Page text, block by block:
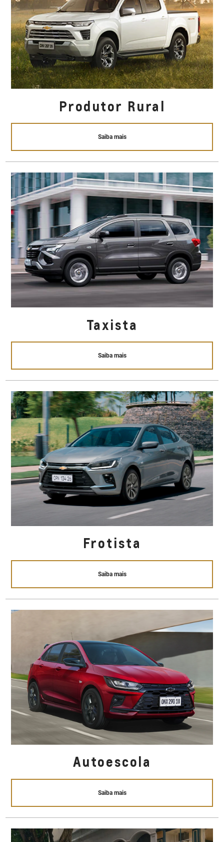
Produtor Rural
Saiba mais
Taxista
Saiba mais
Frotista
Saiba mais
Autoescola
Saiba mais